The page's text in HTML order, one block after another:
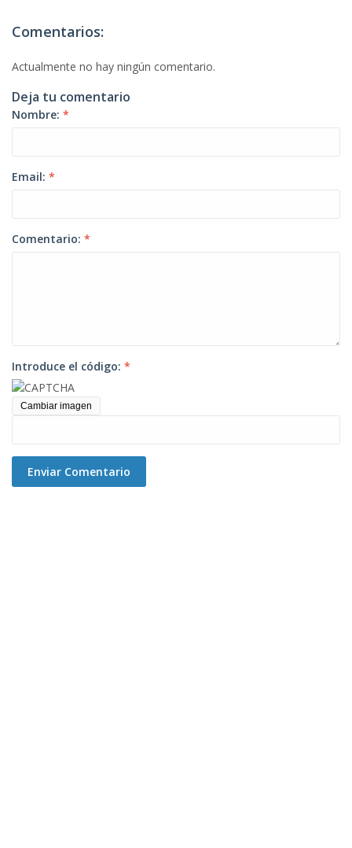
Comentarios:
Actualmente no hay ningún comentario.
Deja tu comentario
Nombre: *
Email: *
Comentario: *
Introduce el código: *
Cambiar imagen
Enviar Comentario